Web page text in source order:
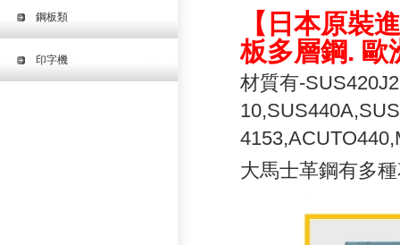
鋼板類
印字機
【日本原裝
板多層鋼. 歐
材質有-
大馬士革鋼有多